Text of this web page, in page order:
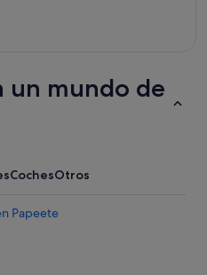
un mundo de
CochesOtros
Papeete